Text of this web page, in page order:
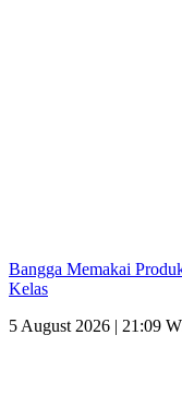
Bangga Memakai
Kelas
5 August 2026 | 21:09